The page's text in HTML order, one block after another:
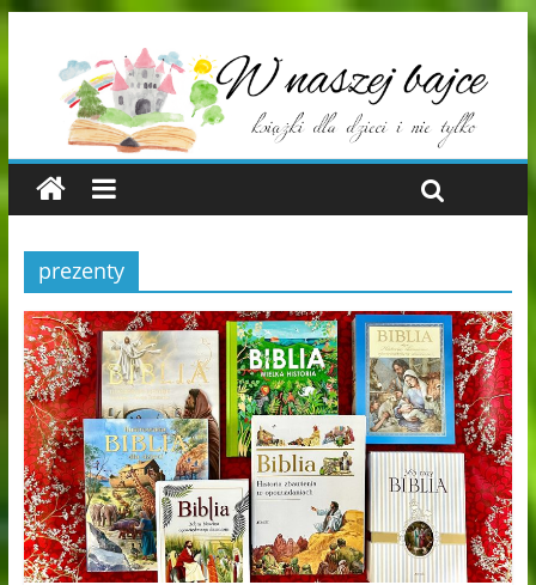
prezenty